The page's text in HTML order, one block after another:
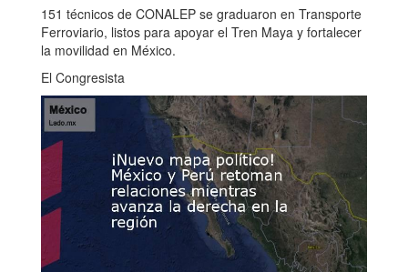
151 técnicos de CONALEP se graduaron en Transporte
Ferroviario, listos para apoyar el Tren Maya y fortalecer
la movilidad en México.
El Congresista